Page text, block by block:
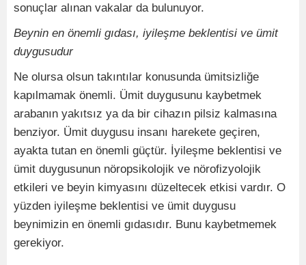
sonuçlar alınan vakalar da bulunuyor.
Beynin en önemli gıdası, iyileşme beklentisi ve ümit
duygusudur
Ne olursa olsun takıntılar konusunda ümitsizliğe
kapılmamak önemli. Ümit duygusunu kaybetmek
arabanın yakıtsız ya da bir cihazın pilsiz kalmasına
benziyor. Ümit duygusu insanı harekete geçiren,
ayakta tutan en önemli güçtür. İyileşme beklentisi ve
ümit duygusunun nöropsikolojik ve nörofizyolojik
etkileri ve beyin kimyasını düzeltecek etkisi vardır. O
yüzden iyileşme beklentisi ve ümit duygusu
beynimizin en önemli gıdasıdır. Bunu kaybetmemek
gerekiyor.